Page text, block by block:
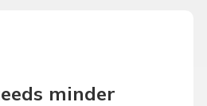
minder